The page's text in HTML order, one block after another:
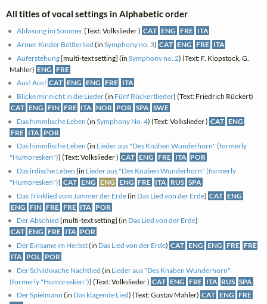
All titles of vocal settings in Alphabetic order
Ablösung im Sommer(Text: Volkslieder ) CAT ENG FRE ITA
Armer Kinder Bettlerlied (inSymphony no. 3) CAT ENG FRE ITA
Auferstehung[multi-text setting] (inSymphony no. 2) (Text: F. Klopstock, G.
Mahler) ENG FRE
Aus! Aus! CAT ENG ENG FRE ITA
Blicke mir nicht in die Lieder(in Fünf Rückertlieder) (Text: Friedrich Rückert)
CAT ENG FIN FRE ITA NOR POR SPA SWE
Das himmlische Leben (inSymphony No. 4) (Text: Volkslieder ) CAT ENG
FRE ITA POR
Das himmlische Leben (in Lieder aus "Des Knaben Wunderhorn" (formerly
"Humoresken")) (Text: Volkslieder ) CAT ENG FRE ITA POR
Das irdische Leben (in Lieder aus "Des Knaben Wunderhorn" (formerly
"Humoresken")) CAT ENG ENG ENG FRE ITA RUS SPA
Das Trinklied vom Jammer der Erde(in Das Lied von der Erde) CAT ENG
ENG FIN FRE FRE ITA POR
Der Abschied [multi-text setting] (in Das Lied von der Erde)
CAT ENG FRE ITA POR
Der Einsame im Herbst(in Das Lied von der Erde) CAT ENG ENG FRE FRE
ITA POL POR
Der Schildwache Nachtlied (in Lieder aus "Des Knaben Wunderhorn"
(formerly "Humoresken")) (Text: Volkslieder ) CAT ENG FRE ITA RUS SPA
Der Spielmann (in Das klagende Lied) (Text: Gustav Mahler) CAT ENG FRE